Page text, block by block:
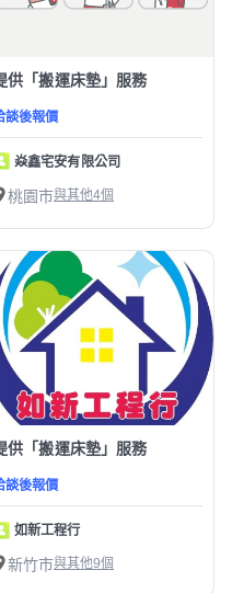
供「搬運床墊」服務
談後報價
焱鑫宅安有限公司
桃園市與其他4個
供「搬運床墊」服務
談後報價
如新工程行
新竹市與其他9個